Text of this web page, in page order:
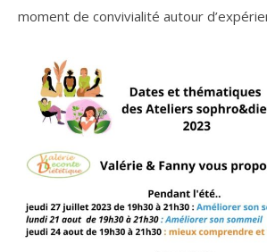
moment de convivialité autour